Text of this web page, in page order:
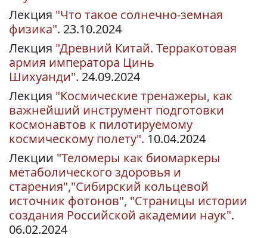
Лекция "Что такое солнечно-земная
физика". 23.10.2024
Лекция "Древний Китай. Терракотовая
армия императора Цинь
Шихуанди". 24.09.2024
Лекция "Космические тренажеры, как
важнейший инструмент подготовки
космонавтов к пилотируемому
космическому полету". 10.04.2024
Лекции "Теломеры как биомаркеры
метаболического здоровья и
старения","Сибирский кольцевой
источник фотонов", "Страницы истории
создания Российской академии наук".
06.02.2024